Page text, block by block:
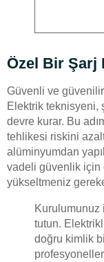
Özel Bir Şarj
Güvenli ve
Elektrik teknisyeni,
devre kurar. Bu
tehlikesi riskini
alüminyumdan
vadeli güvenlik için
yükseltmeniz
Kurulumunuz
tutun.
doğru kimlik